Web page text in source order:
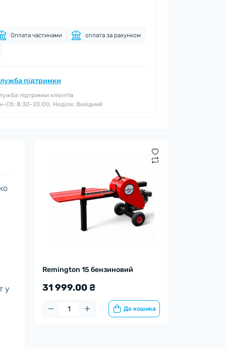
Оплата частинами оплата за рахунком
підтримки
підтримки клієнтів
Сб: 8:30-20:00, Неділя: Вихідний
Remington 15 бензиновий
31 999.00 ₴
До кошика
у